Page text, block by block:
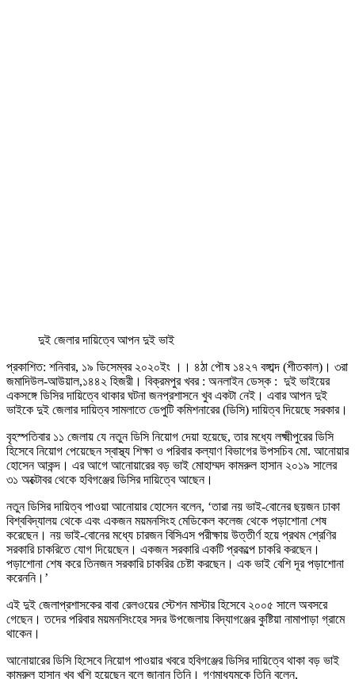
দুই জেলার দায়িত্বে আপন দুই ভাই
প্রকাশিত: শনিবার, ১৯ ডিসেম্বর ২০২০ইং ।। ৪ঠা পৌষ ১৪২৭ বঙ্গাব্দ (শীতকাল)। ৩রা
জমাদিউল-আউয়াল,১৪৪২ হিজরী। বিক্রমপুর খবর : অনলাইন ডেস্ক : দুই ভাইয়ের
একসঙ্গে ডিসির দায়িত্বে থাকার ঘটনা জনপ্রশাসনে খুব একটা নেই। এবার আপন দুই
ভাইকে দুই জেলার দায়িত্ব সামলাতে ডেপুটি কমিশনারের (ডিসি) দায়িত্ব দিয়েছে সরকার।
বৃহস্পতিবার ১১ জেলায় যে নতুন ডিসি নিয়োগ দেয়া হয়েছে, তার মধ্যে লক্ষ্মীপুরের ডিসি
হিসেবে নিয়োগ পেয়েছেন স্বাস্থ্য শিক্ষা ও পরিবার কল্যাণ বিভাগের উপসচিব মো. আনোয়ার
হোসেন আকন্দ। এর আগে আনোয়ারের বড় ভাই মোহাম্মদ কামরুল হাসান ২০১৯ সালের
৩১ অক্টোবর থেকে হবিগঞ্জের ডিসির দায়িত্বে আছেন।
নতুন ডিসির দায়িত্ব পাওয়া আনোয়ার হোসেন বলেন, ‘তারা নয় ভাই-বোনের ছয়জন ঢাকা
বিশ্ববিদ্যালয় থেকে এবং একজন ময়মনসিংহ মেডিকেল কলেজ থেকে পড়াশোনা শেষ
করেছেন। নয় ভাই-বোনের মধ্যে চারজন বিসিএস পরীক্ষায় উত্তীর্ণ হয়ে প্রথম শ্রেণির
সরকারি চাকরিতে যোগ দিয়েছেন। একজন সরকারি একটি প্রকল্পে চাকরি করছেন।
পড়াশোনা শেষ করে তিনজন সরকারি চাকরির চেষ্টা করছেন। এক ভাই বেশি দূর পড়াশোনা
করেননি।’
এই দুই জেলাপ্রশাসকের বাবা রেলওয়ের স্টেশন মাস্টার হিসেবে ২০০৫ সালে অবসরে
গেছেন। তদের পরিবার ময়মনসিংহের সদর উপজেলায় বিদ্যাগঞ্জের কুষ্টিয়া নামাপাড়া গ্রামে
থাকেন।
আনোয়ারের ডিসি হিসেবে নিয়োগ পাওয়ার খবরে হবিগঞ্জের ডিসির দায়িত্বে থাকা বড় ভাই
কামরুল হাসান খুব খুশি হয়েছেন বলে জানান তিনি। গণমাধ্যমকে তিনি বলেন,